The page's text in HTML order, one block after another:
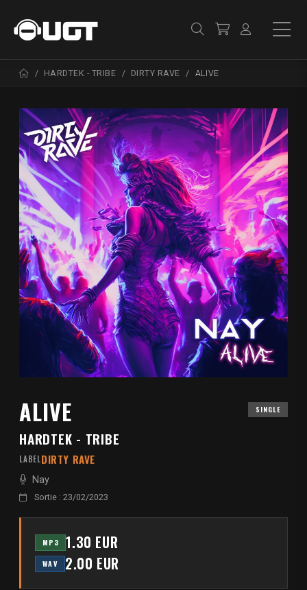
HARDTEK - TRIBE DIRTY RAVE ALIVE
ALIVE SINGLE
HARDTEK - TRIBE
LABELDIRTY RAVE
Nay
Sortie : 23/02/2023
MP3 1.30 EUR
WAV 2.00 EUR